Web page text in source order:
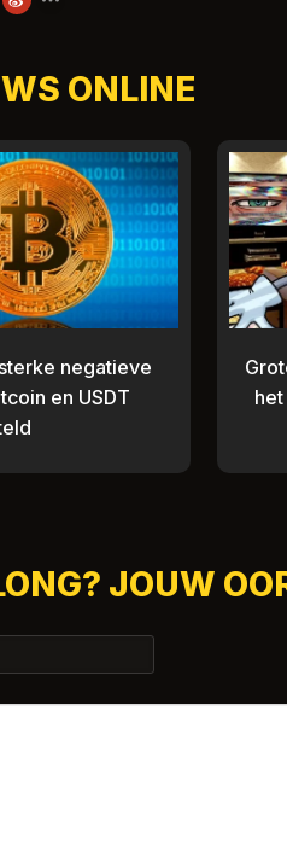
ONLINE
negatieve
en USDT
JOUW